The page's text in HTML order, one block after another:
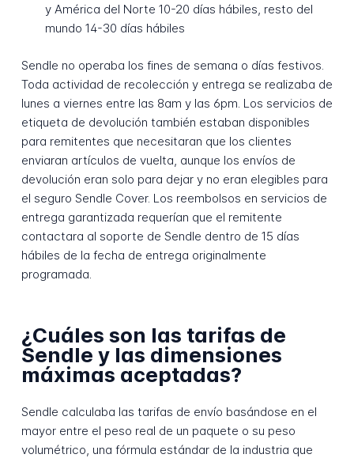
y América del Norte 10-20 días hábiles, resto del
mundo 14-30 días hábiles
Sendle no operaba los fines de semana o días festivos.
Toda actividad de recolección y entrega se realizaba de
lunes a viernes entre las 8am y las 6pm. Los servicios de
etiqueta de devolución también estaban disponibles
para remitentes que necesitaran que los clientes
enviaran artículos de vuelta, aunque los envíos de
devolución eran solo para dejar y no eran elegibles para
el seguro Sendle Cover. Los reembolsos en servicios de
entrega garantizada requerían que el remitente
contactara al soporte de Sendle dentro de 15 días
hábiles de la fecha de entrega originalmente
programada.
¿Cuáles son las tarifas de
Sendle y las dimensiones
máximas aceptadas?
Sendle calculaba las tarifas de envío basándose en el
mayor entre el peso real de un paquete o su peso
volumétrico, una fórmula estándar de la industria que